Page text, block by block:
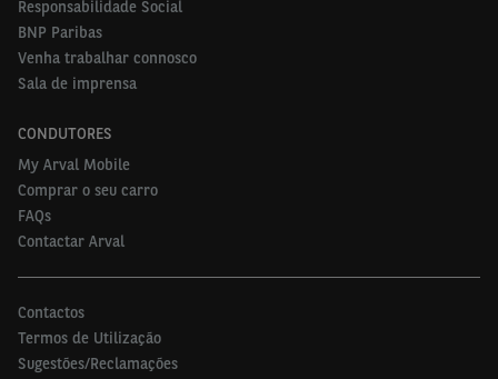
Responsabilidade Social
BNP Paribas
Venha trabalhar connosco
Sala de imprensa
CONDUTORES
My Arval Mobile
Comprar o seu carro
FAQs
Contactar Arval
Contactos
Termos de Utilização
Sugestões/Reclamações